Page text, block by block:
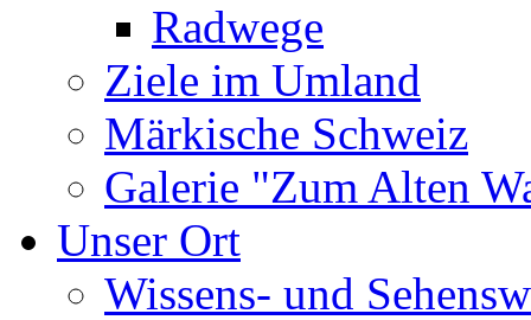
Radwege
Ziele im Umland
Märkische Schweiz
Galerie "Zum Alten
Unser Ort
Wissens- und